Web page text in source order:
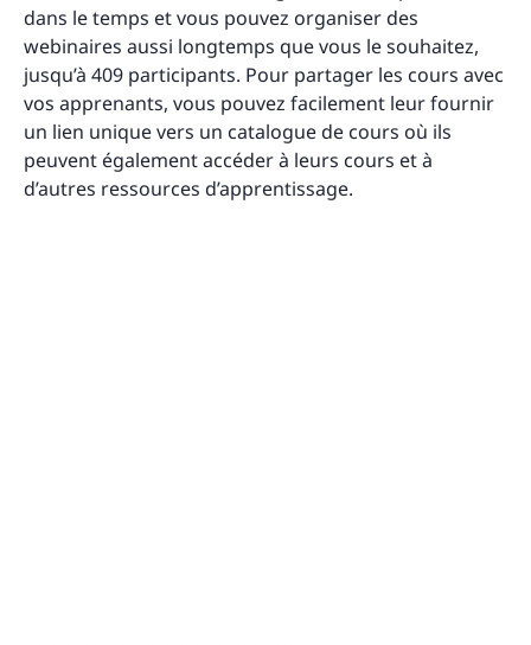
dans le temps et vous pouvez organiser des
webinaires aussi longtemps que vous le souhaitez,
jusqu’à 409 participants. Pour partager les cours avec
vos apprenants, vous pouvez facilement leur fournir
un lien unique vers un catalogue de cours où ils
peuvent également accéder à leurs cours et à
d’autres ressources d’apprentissage.